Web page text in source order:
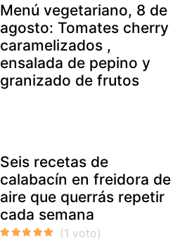
Menú vegetariano, 8 de
agosto: Tomates cherry
caramelizados ,
ensalada de pepino y
granizado de frutos
Seis recetas de
calabacín en freidora de
aire que querrás repetir
cada semana